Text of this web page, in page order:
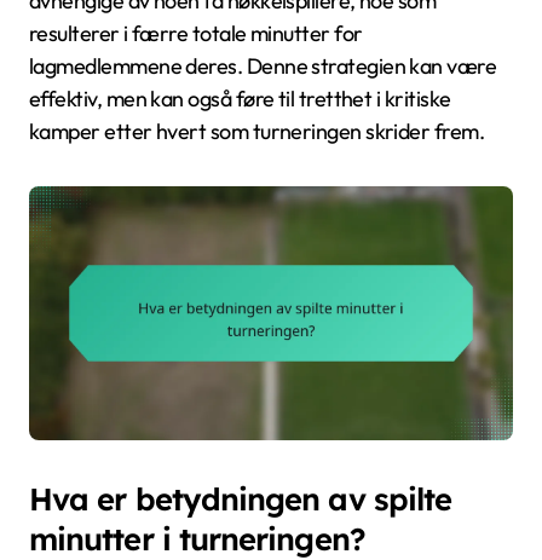
resulterer i færre totale minutter for
lagmedlemmene deres. Denne strategien kan være
effektiv, men kan også føre til tretthet i kritiske
kamper etter hvert som turneringen skrider frem.
Hva er betydningen av spilte
minutter i turneringen?